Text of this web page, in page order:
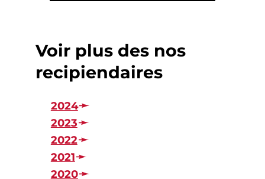
Voir plus des nos
recipiendaires
2024
2023
2022
2021
2020